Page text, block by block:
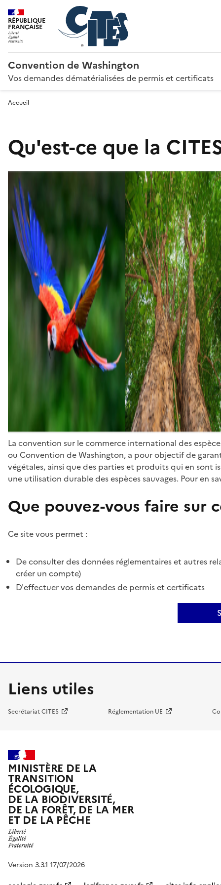
RÉPUBLIQUE
FRANÇAISE
Convention de Washington
Vos demandes dématérialisées de permis et certificats
Accueil
Qu'est-ce que la
La convention sur le commerce international des
ou Convention de Washington, a pour objectif de
végétales, ainsi que des parties et produits qui en sont
une utilisation durable des espèces sauvages. Pour en
Que pouvez-vous faire sur
Ce site vous permet :
De consulter des données réglementaires et autres
créer un compte)
D'effectuer vos demandes de permis et certificats
Liens utiles
Secrétariat CITES Réglementation UE
MINISTÈRE DE LA
TRANSITION
ÉCOLOGIQUE,
DE LA BIODIVERSITÉ,
DE LA FORÊT, DE LA MER
ET DE LA PÊCHE
Version 3.3.1 17/07/2026